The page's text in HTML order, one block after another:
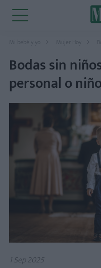
Mi bebé y yo Mujer Hoy
Bodas sin
personal o
1 Sep 2025